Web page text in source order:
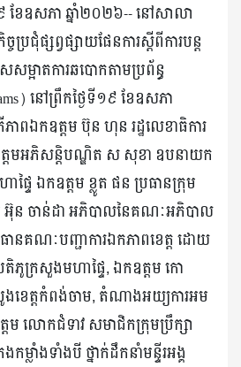
ខែឧសភា ឆ្នាំ២០២៦-- នៅសាលា
ប្រជុំផ្សព្វផ្សាយផែនការស្ដីពីការបន្ត
សម្អាតការឆបោកតាមប្រព័ន្ធ
នៅព្រឹកថ្ងៃទី១៩ ខែឧសភា
ពឯកឧត្តម ប៊ុន ហុន រដ្ឋលេខាធិការ
តមអភិសន្តិបណ្ឌិត ស សុខា ឧបនាយក
ហាផ្ទៃ ឯកឧត្តម ខ្លូត ផន ប្រធានក្រុម
ម អ៊ុន ចាន់ដា អភិបាលនៃគណៈអភិបាល
ានគណៈបញ្ជាការឯកភាពខេត្ត ដោយ
ក្រសួងមហាផ្ទៃ, ឯកឧត្តម កោ
ខេត្តកំពង់ចាម, តំណាងអយ្យការអម
ម លោកជំទាវ សមាជិកក្រុមប្រឹក្សា
កម្លាំងទាំងបី ថ្នាក់ដឹកនាំមន្ទីរអង្គ